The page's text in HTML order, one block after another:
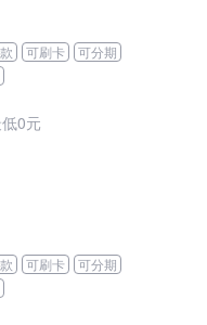
可刷卡
可分期
0元
可刷卡
可分期